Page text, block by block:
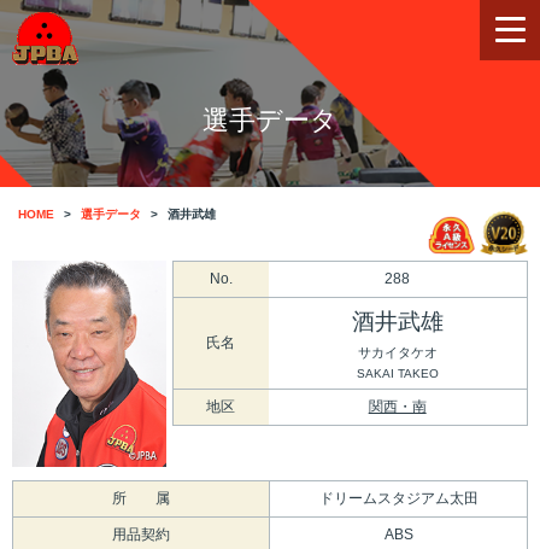
選手データ
HOME 選手データ 酒井武雄
No. 288
氏名
酒井武雄
サカイタケオ
SAKAI TAKEO
地区 関西・南
所 属 ドリームスタジアム太田
用品契約 ABS